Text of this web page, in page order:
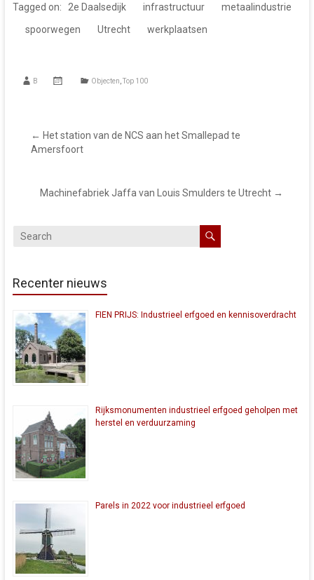
Tagged on: 2e Daalsedijk infrastructuur
metaalindustrie
spoorwegen
Utrecht werkplaatsen
B Objecten Top 100
← Het station van de NCS aan het Smallepad te
Amersfoort
Machinefabriek Jaffa van Louis Smulders te Utrecht →
Recenter nieuws
FIEN PRIJS: Industrieel erfgoed en kennisoverdracht
Rijksmonumenten industrieel erfgoed geholpen met
herstel en verduurzaming
Parels in 2022 voor industrieel erfgoed